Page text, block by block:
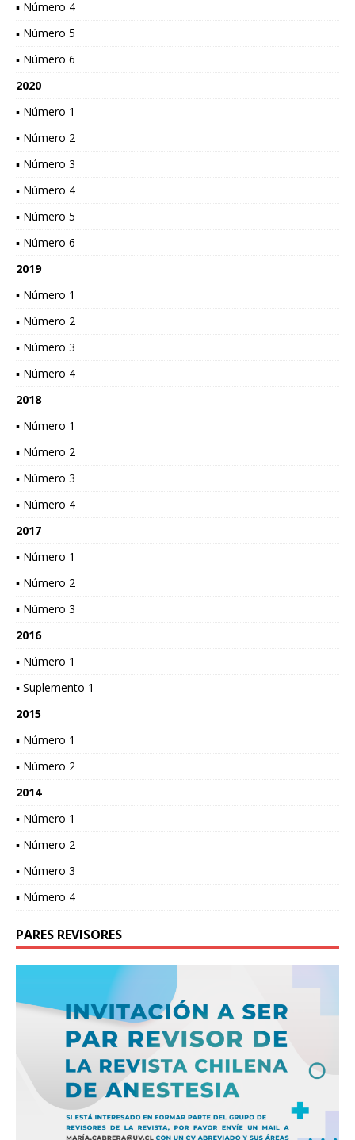
▪ Número 4
▪ Número 5
▪ Número 6
2020
▪ Número 1
▪ Número 2
▪ Número 3
▪ Número 4
▪ Número 5
▪ Número 6
2019
▪ Número 1
▪ Número 2
▪ Número 3
▪ Número 4
2018
▪ Número 1
▪ Número 2
▪ Número 3
▪ Número 4
2017
▪ Número 1
▪ Número 2
▪ Número 3
2016
▪ Número 1
▪ Suplemento 1
2015
▪ Número 1
▪ Número 2
2014
▪ Número 1
▪ Número 2
▪ Número 3
▪ Número 4
PARES REVISORES